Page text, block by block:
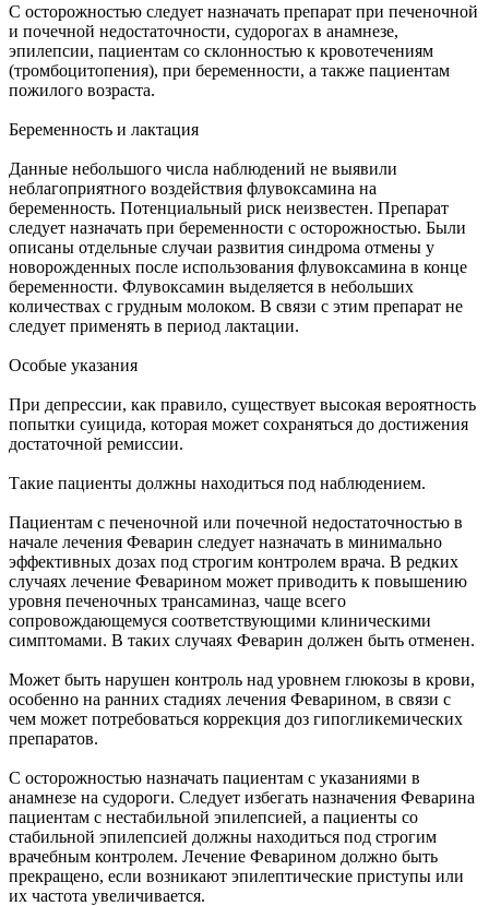
С осторожностью следует назначать препарат при печеночной
и почечной недостаточности, судорогах в анамнезе,
эпилепсии, пациентам со склонностью к кровотечениям
(тромбоцитопения), при беременности, а также пациентам
пожилого возраста.
Беременность и лактация
Данные небольшого числа наблюдений не выявили
неблагоприятного воздействия флувоксамина на
беременность. Потенциальный риск неизвестен. Препарат
следует назначать при беременности с осторожностью. Были
описаны отдельные случаи развития синдрома отмены у
новорожденных после использования флувоксамина в конце
беременности. Флувоксамин выделяется в небольших
количествах с грудным молоком. В связи с этим препарат не
следует применять в период лактации.
Особые указания
При депрессии, как правило, существует высокая вероятность
попытки суицида, которая может сохраняться до достижения
достаточной ремиссии.
Такие пациенты должны находиться под наблюдением.
Пациентам с печеночной или почечной недостаточностью в
начале лечения Феварин следует назначать в минимально
эффективных дозах под строгим контролем врача. В редких
случаях лечение Феварином может приводить к повышению
уровня печеночных трансаминаз, чаще всего
сопровождающемуся соответствующими клиническими
симптомами. В таких случаях Феварин должен быть отменен.
Может быть нарушен контроль над уровнем глюкозы в крови,
особенно на ранних стадиях лечения Феварином, в связи с
чем может потребоваться коррекция доз гипогликемических
препаратов.
С осторожностью назначать пациентам с указаниями в
анамнезе на судороги. Следует избегать назначения Феварина
пациентам с нестабильной эпилепсией, а пациенты со
стабильной эпилепсией должны находиться под строгим
врачебным контролем. Лечение Феварином должно быть
прекращено, если возникают эпилептические приступы или
их частота увеличивается.